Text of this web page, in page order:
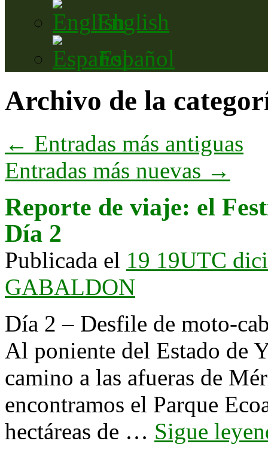
English
Español
Archivo de la
← Entradas más antiguas
Entradas más nuevas →
Reporte de viaje: el
Día 2
Publicada el 19 19UTC
GABALDON
Día 2 – Desfile de moto-
Al poniente del Estado de
camino a las afueras de
encontramos el Parque
hectáreas de … Sigue